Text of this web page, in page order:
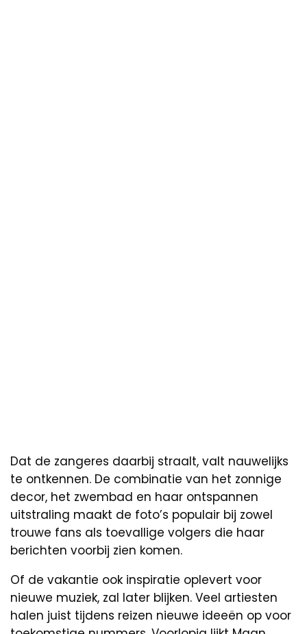
Dat de zangeres daarbij straalt, valt nauwelijks
te ontkennen. De combinatie van het zonnige
decor, het zwembad en haar ontspannen
uitstraling maakt de foto’s populair bij zowel
trouwe fans als toevallige volgers die haar
berichten voorbij zien komen.
Of de vakantie ook inspiratie oplevert voor
nieuwe muziek, zal later blijken. Veel artiesten
halen juist tijdens reizen nieuwe ideeën op voor